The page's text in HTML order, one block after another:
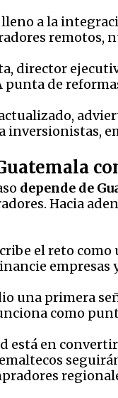
a la
remotos,
director
punta de
inversionistas,
depende de
Hacia
el reto
empresas
una primera
como
está en